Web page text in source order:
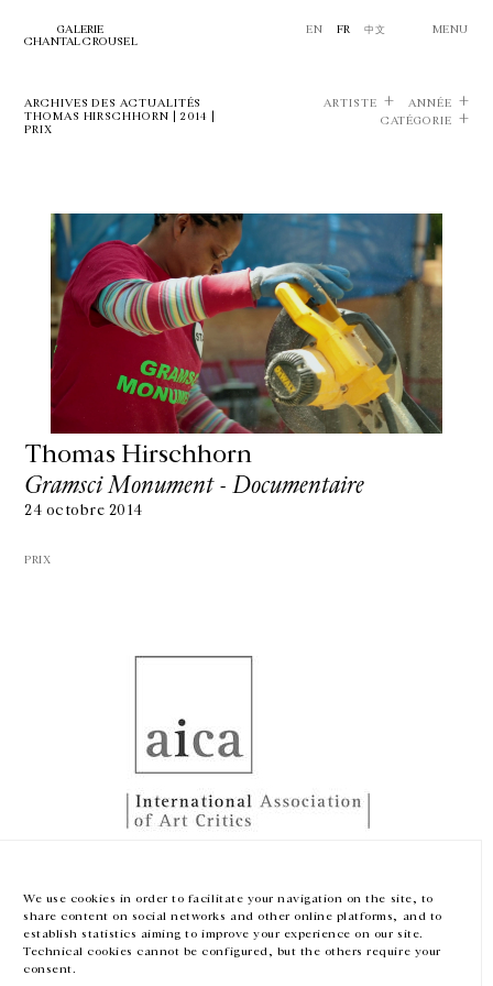
We use cookies in order to facilitate your navigation on the site, to
share content on social networks and other online platforms, and to
establish statistics aiming to improve your experience on our site.
Technical cookies cannot be configured, but the others require your
consent.
GALERIE
CHANTAL CROUSEL
EN FR 中文 MENU
ARCHIVES DES ACTUALITÉS
THOMAS HIRSCHHORN | 2014 |
PRIX
ARTISTE
ANNÉE
CATÉGORIE
Thomas Hirschhorn
Gramsci Monument - Documentaire
24 octobre 2014
PRIX
AICA Awards for 2013
— 00:00
PRIX
HORAIRES D'OUVERTURE
DU MARDI AU VENDREDI
EN FR 中文 Facebook Instagram
Inscrivez-vous à notre newsletter